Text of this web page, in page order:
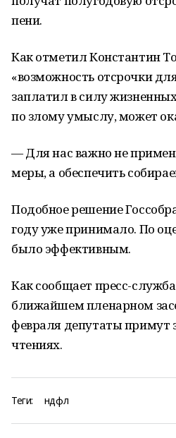
пени.
Как отметил Константин
«возможность отсрочки
заплатил в силу
по злому умыслу, может
— Для нас важно не
меры, а обеспечить
Подобное решение
году уже принимало. По
было эффективным.
Как сообщает пресс-
ближайшем пленарном
февраля депутаты примут
чтениях.
Теги: ндфл